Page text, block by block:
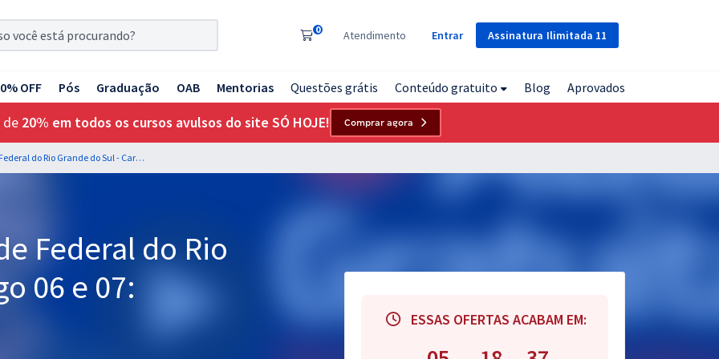
Assinatura Ilimitada 11
0 Atendimento Entrar
OFF Pós Graduação OAB Mentorias Questões grátis Conteúdo gratuito Blog Aprovados
de 20% em todos os cursos avulsos do site SÓ HOJE! Comprar agora
UFRGS - Universidade Federal do Rio Grande do Sul - Cargo 06 e 07: Enfermeiro
Federal do Rio
06 e 07:
ESSAS OFERTAS ACABAM EM: